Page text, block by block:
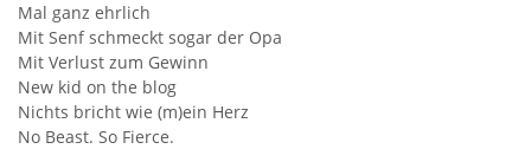
Mal ganz ehrlich
Mit Senf schmeckt sogar der Opa
Mit Verlust zum Gewinn
New kid on the blog
Nichts bricht wie (m)ein Herz
No Beast. So Fierce.